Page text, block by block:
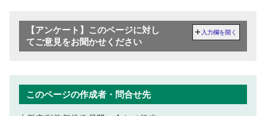
【アンケート】このページに対し
てご意見をお聞かせください
入力欄を開く
このページの作成者・問合せ先